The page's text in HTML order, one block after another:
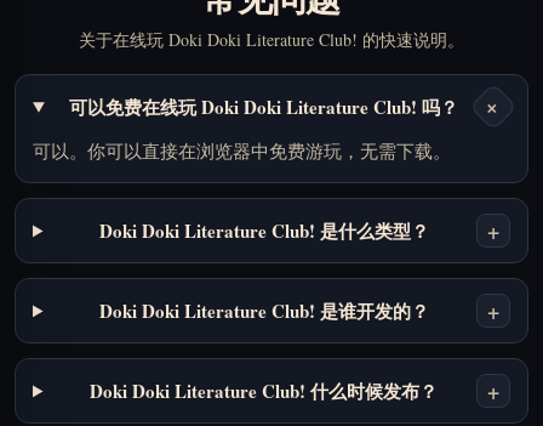
关于在线玩 Doki Doki Literature Club! 的快速说明。
可以免费在线玩 Doki Doki Literature Club! 吗？ +
可以。你可以直接在浏览器中免费游玩，无需下载。
Doki Doki Literature Club! 是什么类型？ +
Doki Doki Literature Club! 是谁开发的？ +
Doki Doki Literature Club! 什么时候发布？ +